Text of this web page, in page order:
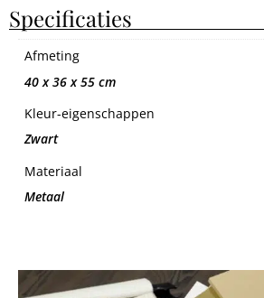
Specificaties
Afmeting
40 x 36 x 55 cm
Kleur-eigenschappen
Zwart
Materiaal
Metaal